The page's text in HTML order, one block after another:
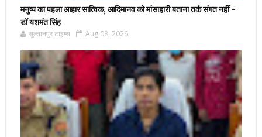
मनुष्य का पहला आहार सात्विक, आदिमानव को मांसाहारी बताना तर्क संगत नहीं -
डॉ यशमंत सिंह
सुल्तानपुर टाइम्स Aug 08, 2026